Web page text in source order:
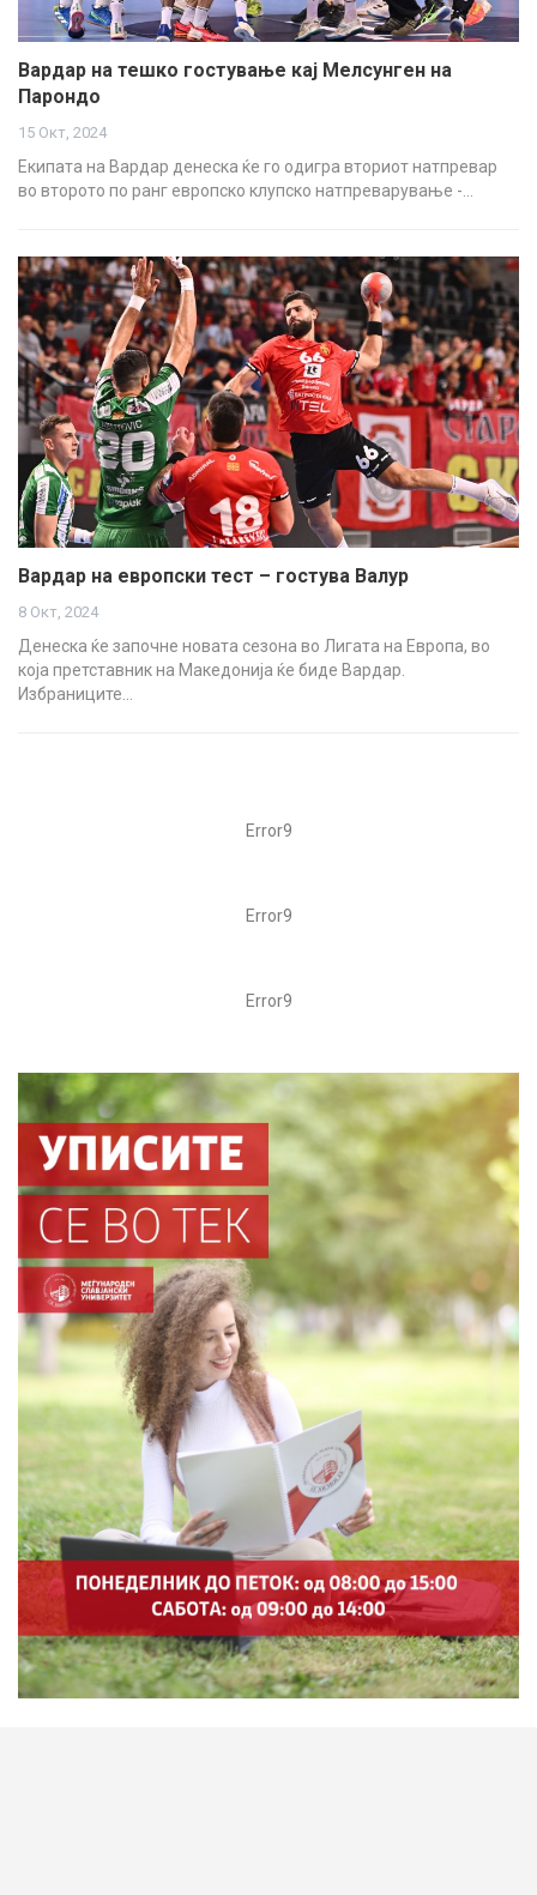
Вардар на тешко гостување кај Мелсунген на
Парондо
15 Окт, 2024
Екипата на Вардар денеска ќе го одигра вториот натпревар
во второто по ранг европско клупско натпреварување -…
Вардар на европски тест – гостува Валур
8 Окт, 2024
Денеска ќе започне новата сезона во Лигата на Европа, во
која претставник на Македонија ќе биде Вардар.
Избраниците…
Error9
Error9
Error9